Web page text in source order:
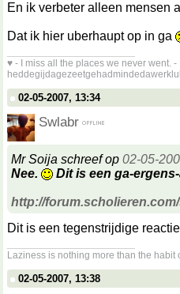
En ik verbeter alleen mensen
Dat ik hier uberhaupt op in ga
♥ - I miss all the places we never went. -
02-05-2007, 13:34
Swlabr
Mr Soija schreef op 02-05-
Nee.
Dit is een ga-
http://
Dit is een tegenstrijdige
Laziness is nothing more than the habit
02-05-2007, 13:38